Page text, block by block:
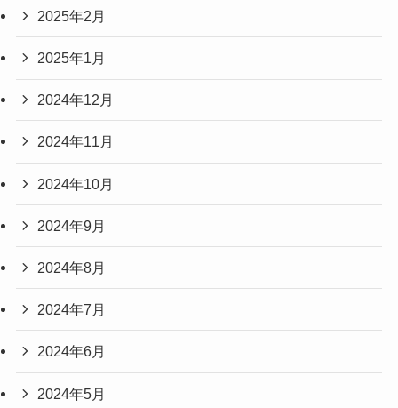
2025年2月
2025年1月
2024年12月
2024年11月
2024年10月
2024年9月
2024年8月
2024年7月
2024年6月
2024年5月